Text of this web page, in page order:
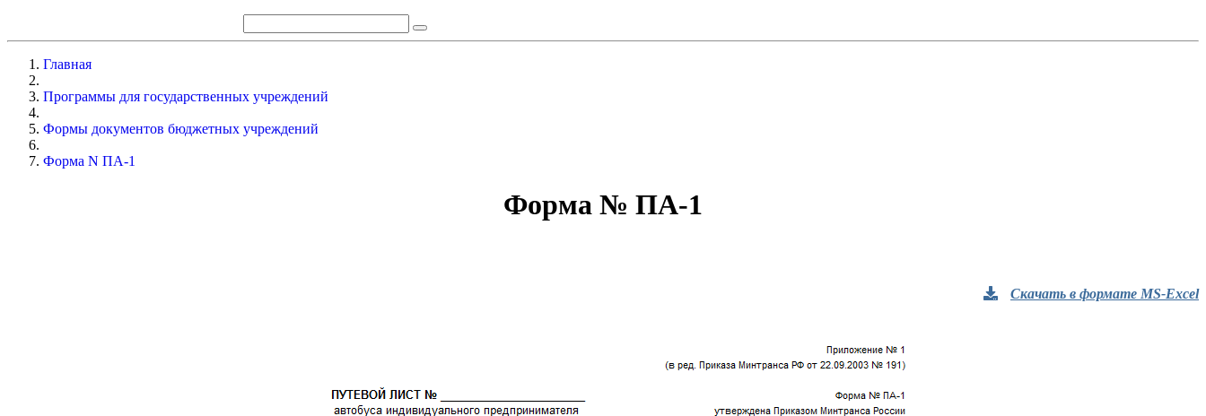
Главная
Программы для государственных учреждений
Формы документов бюджетных учреждений
Форма N ПА-1
Форма № ПA-1
Скачать в формате MS-Excel